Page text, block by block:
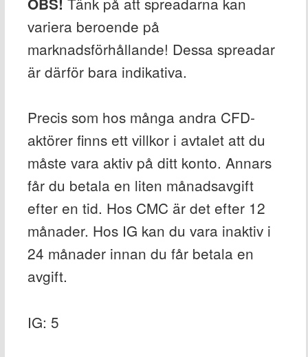
variera beroende på
marknadsförhållande! Dessa spreadar
är därför bara indikativa.
Precis som hos många andra CFD-
aktörer finns ett villkor i avtalet att du
måste vara aktiv på ditt konto. Annars
får du betala en liten månadsavgift
efter en tid. Hos CMC är det efter 12
månader. Hos IG kan du vara inaktiv i
24 månader innan du får betala en
avgift.
IG: 5